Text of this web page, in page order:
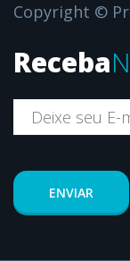
Copyright ©
Receba
ENVIAR